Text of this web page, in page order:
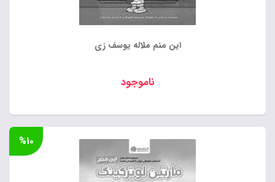
این منم ملاله یوسف زی
ناموجود
%۱۰